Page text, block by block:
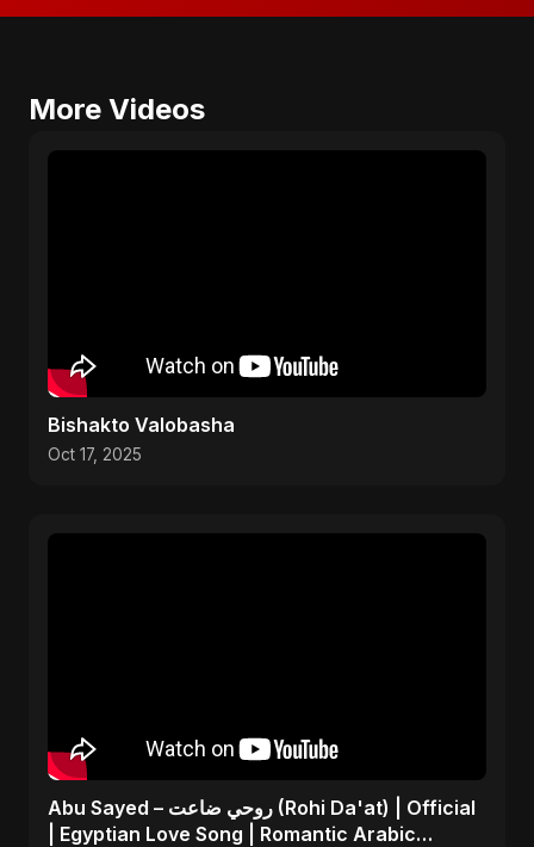
More Videos
Bishakto Valobasha
Oct 17, 2025
Abu Sayed – روحي ضاعت (Rohi Da'at) | Official
| Egyptian Love Song | Romantic Arabic